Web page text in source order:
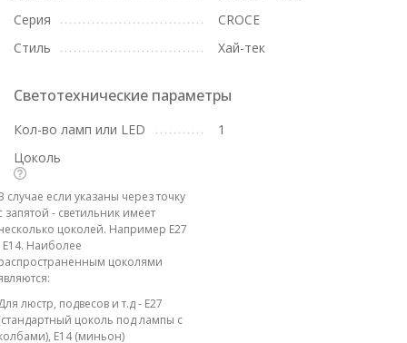
Серия
CROCE
Стиль
Хай-тек
Светотехнические параметры
Кол-во ламп или LED
1
Цоколь
случае если указаны через точку
запятой - светильник имеет
цоколей. Например E27
E14. Наиболее
цоколями
люстр, подвесов и т.д - E27
цоколь под лампы с
E14 (миньон)